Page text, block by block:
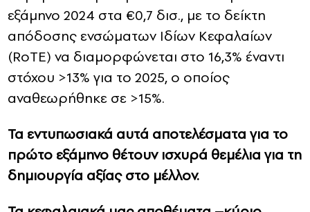
εξάμηνο 2024 στα €0,7 δισ., με το δείκτη
απόδοσης ενσώματων Ιδίων Κεφαλαίων
(RoTE) να διαμορφώνεται στο 16,3% έναντι
στόχου >13% για το 2025, ο οποίος
αναθεωρήθηκε σε >15%.
Τα εντυπωσιακά αυτά αποτελέσματα για το
πρώτο εξάμηνο θέτουν ισχυρά θεμέλια για τη
δημιουργία αξίας στο μέλλον.